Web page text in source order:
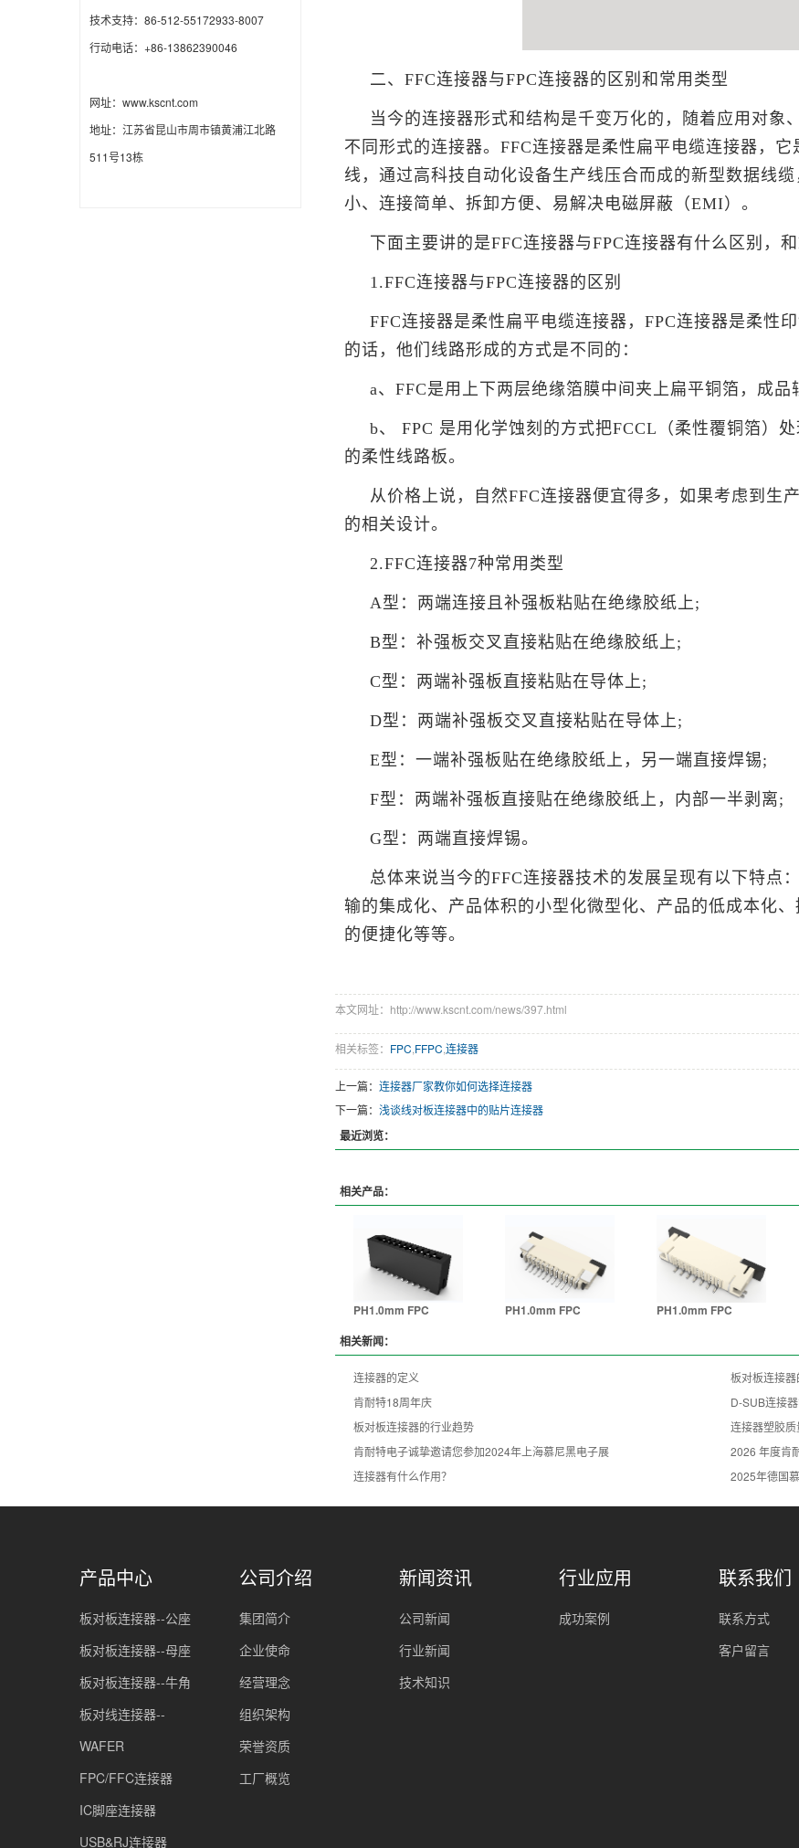
技术支持：86-512-55172933-8007
行动电话：+86-13862390046
网址：www.kscnt.com
地址：江苏省昆山市周市镇黄浦江北路
511号13栋
二、FFC连接器与FPC连接器的区别和常用类型
当今的连接器形式和结构是千变万化的，随着应用对象
不同形式的连接器。FFC连接器是柔性扁平 电缆连接器，它
线，通过高科技自动化设备生产线压合而成的新型数据线
小、连接简单、拆卸方便、易解决电磁屏蔽（EMI）。
下面主要讲的是FFC连接器与FPC连接器有什么区别，
1.FFC连接器与FPC连接器的区别
FFC连接器是柔性扁平电缆连接器，FPC连接器是柔性
的话，他们线路形成的方式是不同的：
a、FFC是用上下两层绝缘箔膜中间夹上扁平铜箔，成品
b、 FPC 是用化学蚀刻的方式把FCCL（柔性覆铜箔）
的柔性线路板。
从价格上说，自然FFC连接器便宜得多，如果考虑到生
的相关设计。
2.FFC连接器7种常用类型
A型：两端连接且补强板粘贴在绝缘胶纸上;
B型：补强板交叉直接粘贴在绝缘胶纸上;
C型：两端补强板直接粘贴在导体上;
D型：两端补强板交叉直接粘贴在导体上;
E型：一端补强板贴在绝缘胶纸上，另一端直接焊锡;
F型：两端补强板直接贴在绝缘胶纸上，内部一半剥离;
G型：两端直接焊锡。
总体来说当今的FFC连接器技术的发展呈现有以下特点
输的集成化、产品体积的小型化微型化、产品的低成本化
的便捷化等等。
本文网址：http://www.kscnt.com/news/397.html
相关标签： FPC FFPC 连接器
上一篇： 连接器厂家教你如何选择连接器
下一篇： 浅谈线对板连接器中的贴片连接器
最近浏览：
相关产品：
PH1.0mm FPC PH1.0mm FPC PH1.0mm FPC
相关新闻：
连接器的定义
板对板连接器
肯耐特18周年庆
D-SUB连接
板对板连接器的行业趋势
连接器塑胶
肯耐特电子诚挚邀请您参加2024年上海慕尼黑电子展
2026 年度肯
连接器有什么作用？
2025年德国
产品中心
板对板连接器--公座
板对板连接器--母座
板对板连接器--牛角
板对线连接器--
WAFER
FPC/FFC连接器
IC脚座连接器
USB&RJ连接器
公司介绍
集团简介
企业使命
经营理念
组织架构
荣誉资质
工厂概览
新闻资讯
公司新闻
行业新闻
技术知识
行业应用
成功案例
联系我们
联系方式
客户留言